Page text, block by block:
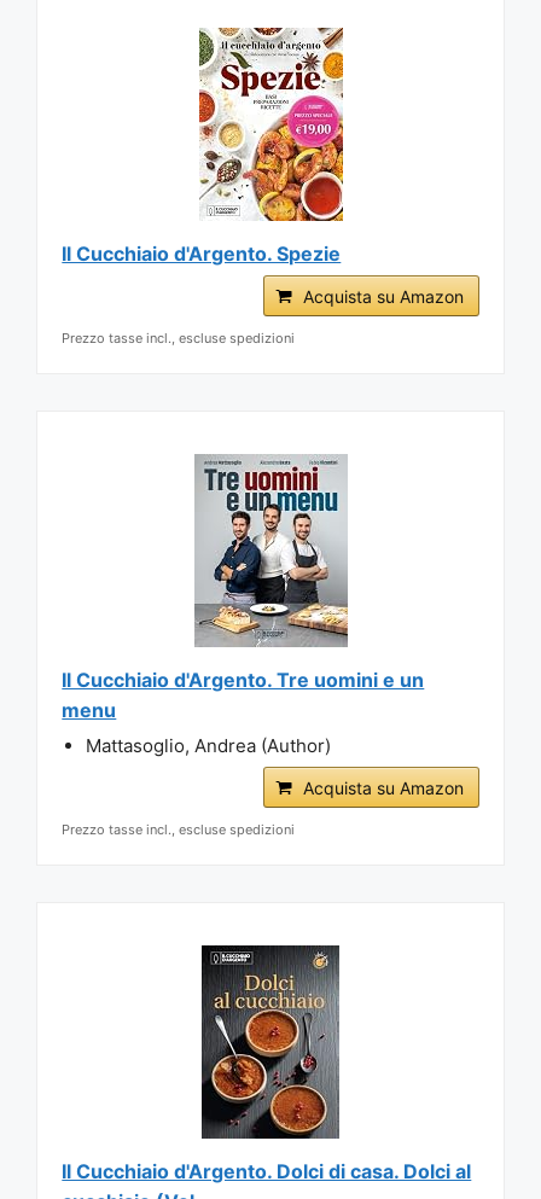
Il Cucchiaio d'Argento. Spezie
Acquista su Amazon
Prezzo tasse incl., escluse spedizioni
Il Cucchiaio d'Argento. Tre uomini e un
menu
Mattasoglio, Andrea (Author)
Acquista su Amazon
Prezzo tasse incl., escluse spedizioni
Il Cucchiaio d'Argento. Dolci di casa. Dolci al